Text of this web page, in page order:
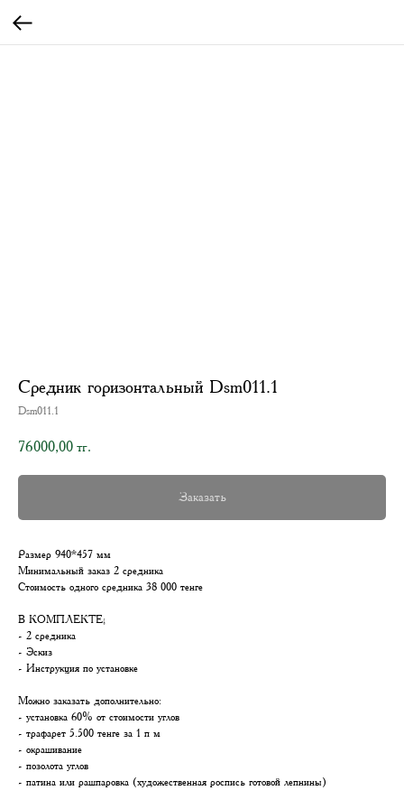
Средник горизонтальный Dsm011.1
Dsm011.1
76000,00 тг.
Заказать
Размер 940*457 мм
Минимальный заказ 2 средника
Стоимость одного средника 38 000 тенге
В КОМПЛЕКТЕ;
- 2 средника
- Эскиз
- Инструкция по установке
Можно заказать дополнительно:
- установка 60% от стоимости углов
- трафарет 5.500 тенге за 1 п м
- окрашивание
- позолота углов
- патина или рашпаровка (художественная роспись готовой лепнины)